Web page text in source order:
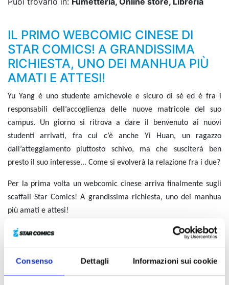
Consenso Dettagli Informazioni sui cookie
IL PRIMO WEBCOMIC CINESE DI
STAR COMICS! A GRANDISSIMA
RICHIESTA, UNO DEI MANHUA PIÙ
AMATI E ATTESI!
Yu Yang è uno studente amichevole e sicuro di sé ed è fra i
responsabili dell’accoglienza delle nuove matricole del suo
campus. Un giorno si ritrova a dare il benvenuto ai nuovi
studenti arrivati, fra cui c’è anche Yi Huan, un ragazzo
dall’atteggiamento piuttosto schivo, ma che susciterà ben
presto il suo interesse... Come si evolverà la relazione fra i due?
Per la prima volta un webcomic cinese arriva finalmente sugli
scaffali Star Comics! A grandissima richiesta, uno dei manhua
più amati e attesi!
HERE U ARE - BEHIND THE
SCENES
Entra nel vivo del backstage di HERE U ARE e scopri